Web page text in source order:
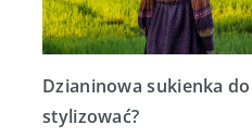
Dzianinowa sukienka
stylizować?